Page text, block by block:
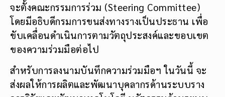
จะตั้งคณะกรรมการร่วม (Steering Committee)
โดยมีอธิบดีกรมการขนส่งทางรางเป็นประธาน เพื่อ
ขับเคลื่อนดำเนินการตามวัตถุประสงค์และขอบเขต
ของความร่วมมือต่อไป
สำหรับการลงนามบันทึกความร่วมมือฯ ในวันนี้ จะ
ส่งผลให้การผลิตและพัฒนาบุคลากรด้านระบบราง